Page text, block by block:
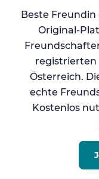
Beste
Original-
registrierten
Österreich.
echte
Kostenlos